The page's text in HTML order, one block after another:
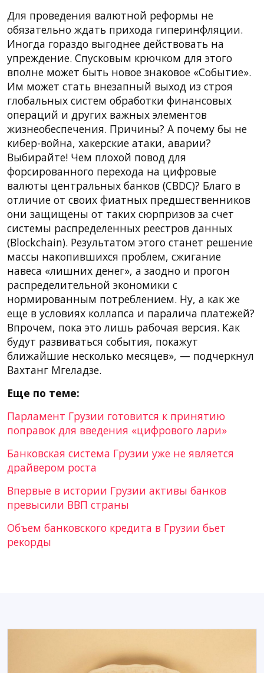
Для проведения валютной реформы не
обязательно ждать прихода гиперинфляции.
Иногда гораздо выгоднее действовать на
упреждение. Спусковым крючком для этого
вполне может быть новое знаковое «Событие».
Им может стать внезапный выход из строя
глобальных систем обработки финансовых
операций и других важных элементов
жизнеобеспечения. Причины? А почему бы не
кибер-война, хакерские атаки, аварии?
Выбирайте! Чем плохой повод для
форсированного перехода на цифровые
валюты центральных банков (CBDC)? Благо в
отличие от своих фиатных предшественников
они защищены от таких сюрпризов за счет
системы распределенных реестров данных
(Blockchain). Результатом этого станет решение
массы накопившихся проблем, сжигание
навеса «лишних денег», а заодно и прогон
распределительной экономики с
нормированным потреблением. Ну, а как же
еще в условиях коллапса и паралича платежей?
Впрочем, пока это лишь рабочая версия. Как
будут развиваться события, покажут
ближайшие несколько месяцев», — подчеркнул
Вахтанг Мгеладзе.
Еще по теме:
Парламент Грузии готовится к принятию
поправок для введения «цифрового лари»
Банковская система Грузии уже не является
драйвером роста
Впервые в истории Грузии активы банков
превысили ВВП страны
Объем банковского кредита в Грузии бьет
рекорды